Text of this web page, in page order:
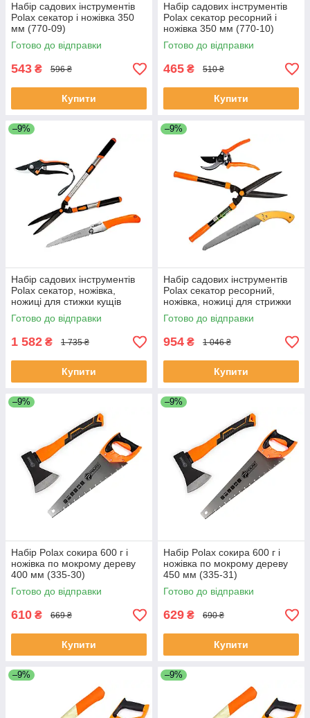
Набір садових інструментів
Polax секатор і ножівка 350
мм (770-09)
Готово до відправки
543 ₴ 596 ₴
Купити
Набір садових інструментів
Polax секатор ресорний і
ножівка 350 мм (770-10)
Готово до відправки
465 ₴ 510 ₴
Купити
–9%
Набір садових інструментів
Polax секатор, ножівка,
ножиці для стижки кущів
(770-11)
Готово до відправки
1 582 ₴ 1 735 ₴
Купити
–9%
Набір садових інструментів
Polax секатор ресорний,
ножівка, ножиці для стрижки
кущів (770-12)
Готово до відправки
954 ₴ 1 046 ₴
Купити
–9%
Набір Polax сокира 600 г і
ножівка по мокрому дереву
400 мм (335-30)
Готово до відправки
610 ₴ 669 ₴
Купити
–9%
Набір Polax сокира 600 г і
ножівка по мокрому дереву
450 мм (335-31)
Готово до відправки
629 ₴ 690 ₴
Купити
–9% –9%